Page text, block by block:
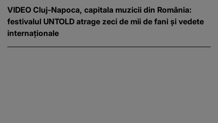
VIDEO Cluj-Napoca, capitala muzicii din România:
festivalul UNTOLD atrage zeci de mii de fani și vedete
internaționale